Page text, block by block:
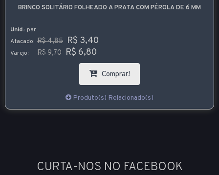
BRINCO SOLITÁRIO FOLHEADO A PRATA COM PÉROLA DE 6 MM
Unid.: par
Atacado: R$ 4,85 R$ 3,40
Varejo: R$ 9,70 R$ 6,80
Comprar!
Produto(s) Relacionado(s)
CURTA-NOS NO FACEBOOK